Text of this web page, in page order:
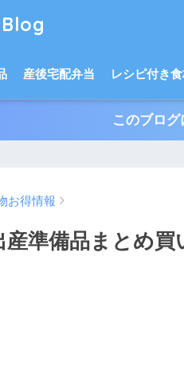
産後宅配弁当 レシピ付き
このブロ
お得情報
準備品まとめ買